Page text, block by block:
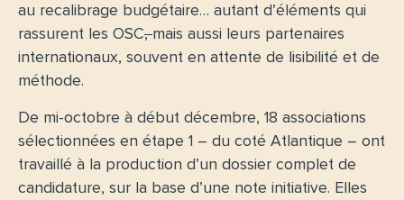
au recalibrage budgétaire… autant d’éléments qui
rassurent les OSC,mais aussi leurs partenaires
internationaux, souvent en attente de lisibilité et de
méthode.
De mi-octobre à début décembre, 18 associations
sélectionnées en étape 1 – du coté Atlantique – ont
travaillé à la production d’un dossier complet de
candidature, sur la base d’une note initiative. Elles